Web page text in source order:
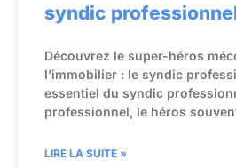
syndic
Découvrez le super-héros
l’immobilier : le syndic
essentiel du syndic
professionnel, le héros
LIRE LA SUITE »